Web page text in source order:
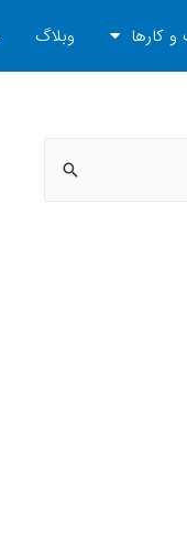
کارها وبلاگ